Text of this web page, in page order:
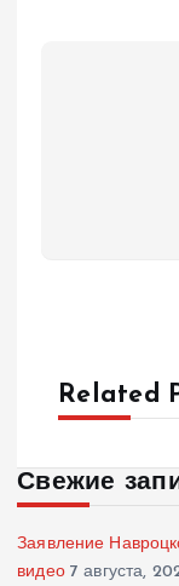
Related
Свежие
Заявление
видео 7 августа,